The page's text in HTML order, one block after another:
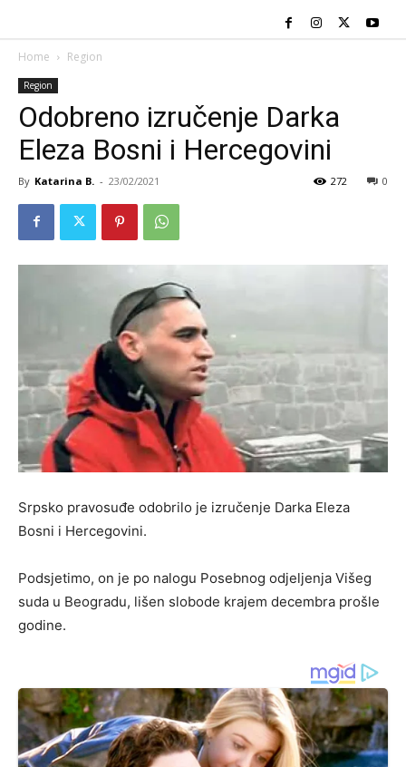
Home Region
Region
Odobreno izručenje Darka
Eleza Bosni i Hercegovini
By Katarina B. - 23/02/2021 0
272
Srpsko pravosuđe odobrilo je izručenje Darka Eleza
Bosni i Hercegovini.
Podsjetimo, on je po nalogu Posebnog odjeljenja Višeg
suda u Beogradu, lišen slobode krajem decembra prošle
godine.